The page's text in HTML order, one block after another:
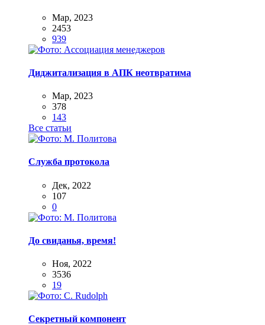
Мар, 2023
2453
939
Диджитализация в АПК неотвратима
Мар, 2023
378
143
Все статьи
Служба протокола
Дек, 2022
107
0
До свиданья, время!
Ноя, 2022
3536
19
Секретный компонент